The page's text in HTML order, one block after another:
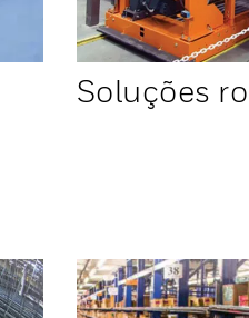
Soluções